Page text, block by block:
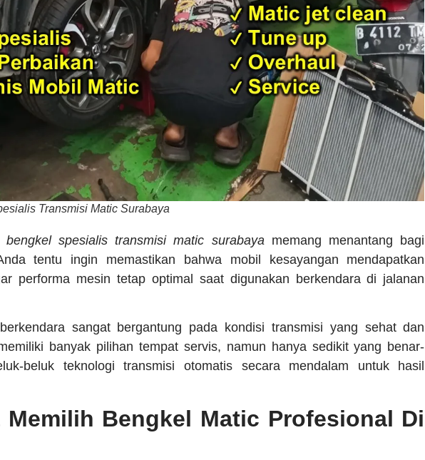
Transmisi Matic Surabaya
spesialis transmisi matic surabaya memang menantang bagi
tentu ingin memastikan bahwa mobil kesayangan mendapatkan
performa mesin tetap optimal saat digunakan berkendara di jalanan
sangat bergantung pada kondisi transmisi yang sehat dan
banyak pilihan tempat servis, namun hanya sedikit yang benar-
beluk teknologi transmisi otomatis secara mendalam untuk hasil
Memilih Bengkel Matic Profesional Di